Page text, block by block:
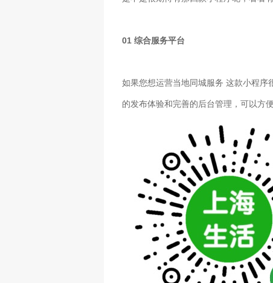
01 综合服务平台
如果您想运营当地同城服务 这款小程序
的发布体验和完善的后台管理，可以方